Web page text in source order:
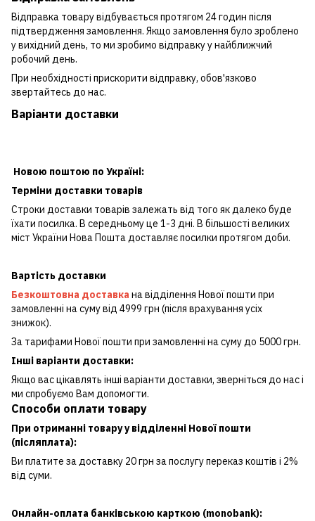
Відправка товару відбувається протягом 24 годин після
підтвердження замовлення. Якщо замовлення було зроблено
у вихідний день, то ми зробимо відправку у найближчий
робочий день.
При необхідності прискорити відправку, обов'язково
звертайтесь до нас.
Варіанти доставки
Новою поштою по Україні:
Терміни доставки товарів
Строки доставки товарів залежать від того як далеко буде
їхати посилка. В середньому це 1-3 дні. В більшості великих
міст України Нова Пошта доставляє посилки протягом доби.
Вартість доставки
Безкоштовна доставка на відділення Нової пошти при
замовленні на суму від 4999 грн (після врахування усіх
знижок).
За тарифами Нової пошти при замовленні на суму до 5000 грн.
Інші варіанти доставки:
Якщо вас цікавлять інші варіанти доставки, зверніться до нас і
ми спробуємо Вам допомогти.
Способи оплати товару
При отриманні товару у відділенні Нової пошти
(післяплата):
Ви платите за доставку 20 грн за послугу переказ коштів і 2%
від суми.
Онлайн-оплата банківською карткою (monobank):